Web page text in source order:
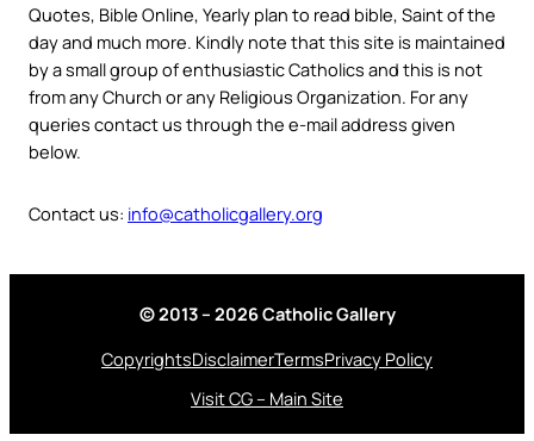
Quotes, Bible Online, Yearly plan to read bible, Saint of the
day and much more. Kindly note that this site is maintained
by a small group of enthusiastic Catholics and this is not
from any Church or any Religious Organization. For any
queries contact us through the e-mail address given
below.
Contact us: info@catholicgallery.org
© 2013 – 2026 Catholic Gallery
CopyrightsDisclaimerTermsPrivacy Policy
Visit CG – Main Site